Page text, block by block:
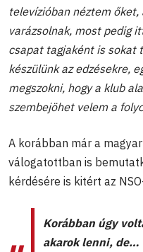
televízióban néztem őket,
varázsolnak, most pedig
csapat tagjaként is sokat
készülünk az edzésekre,
megszokni, hogy a klub
szembejöhet velem a
A korábban már a
válogatottban is
kérdésére is kitért az
Korábban úgy
akarok lenni, de…